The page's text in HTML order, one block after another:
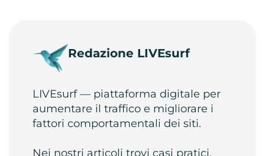
Redazione LIVEsurf
LIVEsurf — piattaforma digitale per
aumentare il traffico e migliorare i
fattori comportamentali dei siti.
Nei nostri articoli trovi casi pratici,